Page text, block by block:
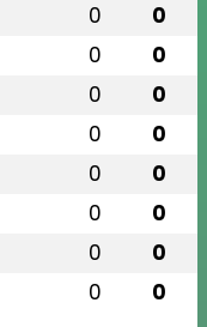
0 0
0 0
0 0
0 0
0 0
0 0
0 0
0 0